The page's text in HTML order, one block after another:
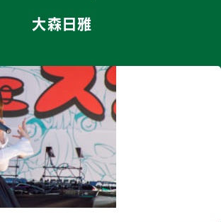
大森日雅